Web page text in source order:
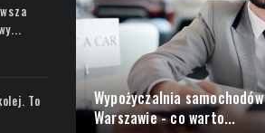
To
Naturalne dezodoranty –
właściwości, skład...